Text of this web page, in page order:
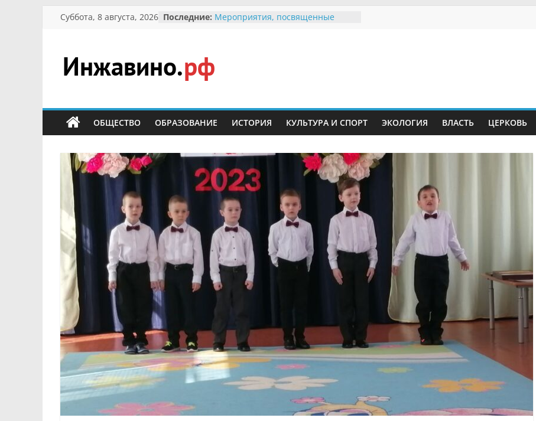
Перейти
Суббота, 8 августа, 2026 Последние: Мероприятия, посвященные
Безопасность в сети Интернет
Ученики приняли участие в
мероприятии «Сохраним
В вольере Воронинского
заповедника родились крапчатые
суслики
Инжавино.рф
сельский
портал
ОБЩЕСТВО ОБРАЗОВАНИЕ ИСТОРИЯ КУЛЬТУРА И СПОРТ ЭКОЛОГИЯ ВЛАСТЬ ЦЕРКОВЬ